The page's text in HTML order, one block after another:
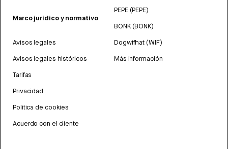
Marco jurídico y normativo
Avisos legales
Avisos legales históricos
Tarifas
Privacidad
Política de cookies
Acuerdo con el cliente
PEPE (PEPE)
BONK (BONK)
Dogwifhat (WIF)
Más información